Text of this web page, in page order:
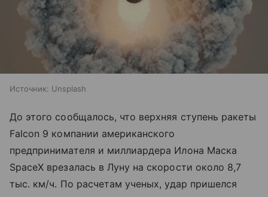
Источник: Unsplash
До этого сообщалось, что верхняя ступень ракеты
Falcon 9 компании американского
предпринимателя и миллиардера Илона Маска
SpaceX врезалась в Луну на скорости около 8,7
тыс. км/ч. По расчетам ученых, удар пришелся